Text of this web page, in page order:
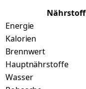
Nährstoff
Energie
Kalorien
Brennwert
Hauptnährstoffe
Wasser